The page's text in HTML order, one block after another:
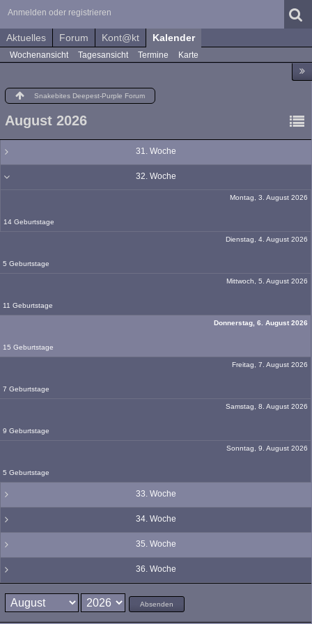
Anmelden oder registrieren
Aktuelles Forum Kont@kt Kalender
Wochenansicht Tagesansicht Termine Karte
Snakebites Deepest-Purple Forum
August 2026
31. Woche
32. Woche
Montag, 3. August 2026
14 Geburtstage
Dienstag, 4. August 2026
5 Geburtstage
Mittwoch, 5. August 2026
11 Geburtstage
Donnerstag, 6. August 2026
15 Geburtstage
Freitag, 7. August 2026
7 Geburtstage
Samstag, 8. August 2026
9 Geburtstage
Sonntag, 9. August 2026
5 Geburtstage
33. Woche
34. Woche
35. Woche
36. Woche
Absenden